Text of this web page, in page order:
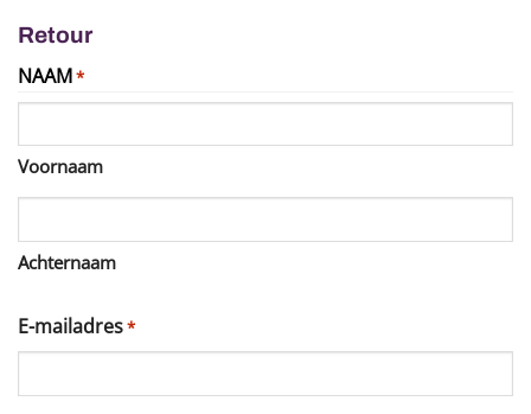
Retour
NAAM*
Voornaam
Achternaam
E-mailadres*